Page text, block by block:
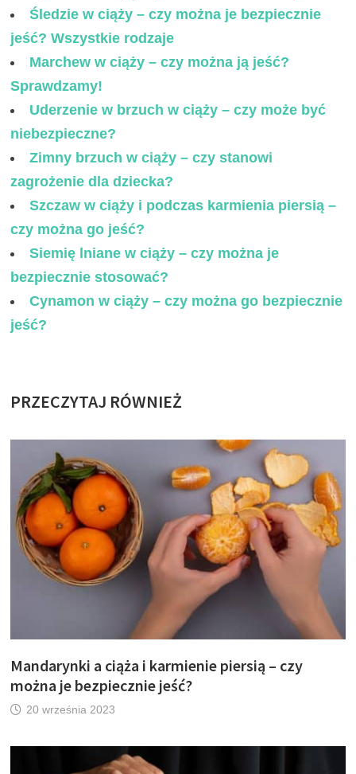
Śledzie w ciąży – czy można je bezpiecznie
jeść? Wszystkie rodzaje
Marchew w ciąży – czy można ją jeść?
Sprawdzamy!
Uderzenie w brzuch w ciąży – czy może być
niebezpieczne?
Zimny brzuch w ciąży – czy stanowi
zagrożenie dla dziecka?
Szczaw w ciąży i podczas karmienia piersią –
czy można go jeść?
Siemię lniane w ciąży – czy można je
bezpiecznie stosować?
Cynamon w ciąży – czy można go bezpiecznie
jeść?
PRZECZYTAJ RÓWNIEŻ
Mandarynki a ciąża i karmienie piersią – czy
można je bezpiecznie jeść?
20 września 2023